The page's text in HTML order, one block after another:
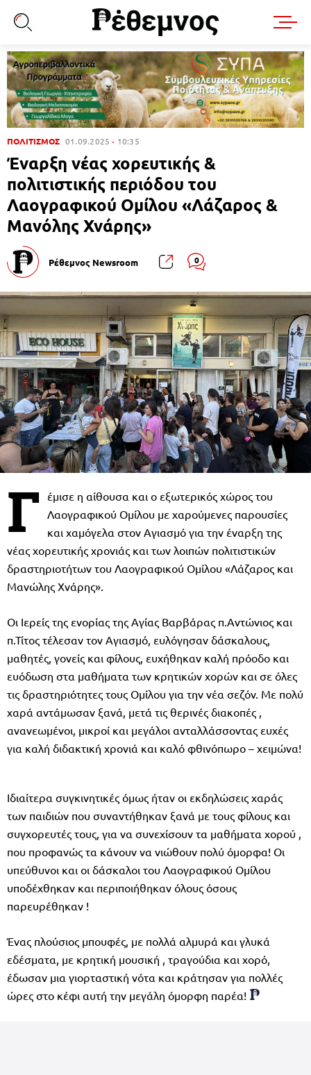
ΠΟΛΙΤΙΣΜΟΣ 01.09.2025 10:35
Έναρξη νέας χορευτικής &
πολιτιστικής περιόδου του
Λαογραφικού Ομίλου «Λάζαρος &
Μανόλης Χνάρης»
Ρέθεμνος Newsroom 0
Γ έμισε η αίθουσα και ο εξωτερικός χώρος του
Λαογραφικού Ομίλου με χαρούμενες παρουσίες
και χαμόγελα στον Αγιασμό για την έναρξη της
νέας χορευτικής χρονιάς και των λοιπών πολιτιστικών
δραστηριοτήτων του Λαογραφικού Ομίλου «Λάζαρος και
Μανώλης Χνάρης».
Οι Ιερείς της ενορίας της Αγίας Βαρβάρας π.Αντώνιος και
π.Τίτος τέλεσαν τον Αγιασμό, ευλόγησαν δάσκαλους,
μαθητές, γονείς και φίλους, ευχήθηκαν καλή πρόοδο και
ευόδωση στα μαθήματα των κρητικών χορών και σε όλες
τις δραστηριότητες τους Ομίλου για την νέα σεζόν. Με πολύ
χαρά αντάμωσαν ξανά, μετά τις θερινές διακοπές ,
ανανεωμένοι, μικροί και μεγάλοι ανταλλάσσοντας ευχές
για καλή διδακτική χρονιά και καλό φθινόπωρο – χειμώνα!
Ιδιαίτερα συγκινητικές όμως ήταν οι εκδηλώσεις χαράς
των παιδιών που συναντήθηκαν ξανά με τους φίλους και
συγχορευτές τους, για να συνεχίσουν τα μαθήματα χορού ,
που προφανώς τα κάνουν να νιώθουν πολύ όμορφα! Οι
υπεύθυνοι και οι δάσκαλοι του Λαογραφικού Ομίλου
υποδέχθηκαν και περιποιήθηκαν όλους όσους
παρευρέθηκαν !
Ένας πλούσιος μπουφές, με πολλά αλμυρά και γλυκά
εδέσματα, με κρητική μουσική , τραγούδια και χορό,
έδωσαν μια γιορταστική νότα και κράτησαν για πολλές
ώρες στο κέφι αυτή την μεγάλη όμορφη παρέα!